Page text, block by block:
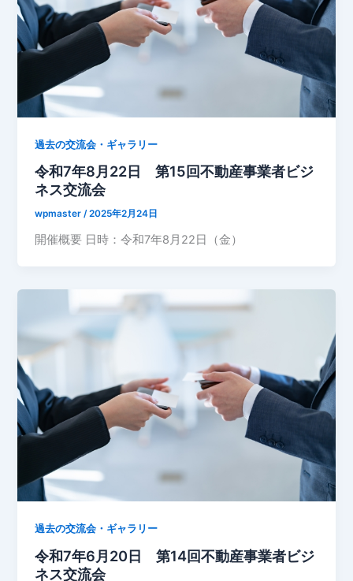
過去の交流会・ギャラリー
令和7年8月22日 第15回不動産事業者ビジ
ネス交流会
wpmaster/2025年2月24日
開催概要 日時：令和7年8月22日（金）
過去の交流会・ギャラリー
令和7年6月20日 第14回不動産事業者ビジ
ネス交流会